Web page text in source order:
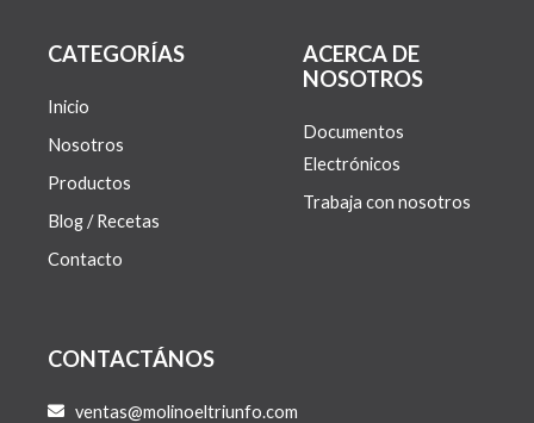
CATEGORÍAS
Inicio
Nosotros
Productos
Blog / Recetas
Contacto
ACERCA DE
NOSOTROS
Documentos
Electrónicos
Trabaja con nosotros
CONTACTÁNOS
ventas@molinoeltriunfo.com